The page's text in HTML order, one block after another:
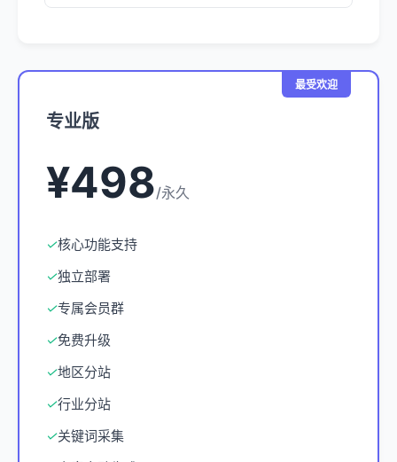
最受欢迎
专业版
¥498/永久
✓核心功能支持
✓独立部署
✓专属会员群
✓免费升级
✓地区分站
✓行业分站
✓关键词采集